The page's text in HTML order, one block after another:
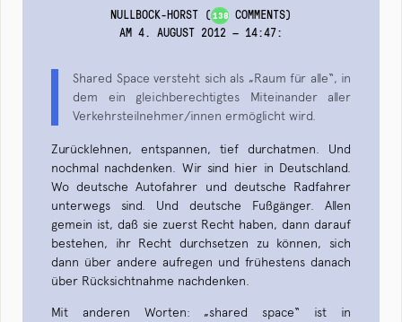
NULLBOCK-HORST (138COMMENTS)
AM 4. AUGUST 2012 — 14:47:
Shared Space versteht sich als „Raum für alle“, in
dem ein gleichberechtigtes Miteinander aller
Verkehrsteilnehmer/innen ermöglicht wird.
Zurücklehnen, entspannen, tief durchatmen. Und
nochmal nachdenken. Wir sind hier in Deutschland.
Wo deutsche Autofahrer und deutsche Radfahrer
unterwegs sind. Und deutsche Fußgänger. Allen
gemein ist, daß sie zuerst Recht haben, dann darauf
bestehen, ihr Recht durchsetzen zu können, sich
dann über andere aufregen und frühestens danach
über Rücksichtnahme nachdenken.
Mit anderen Worten: „shared space“ ist in